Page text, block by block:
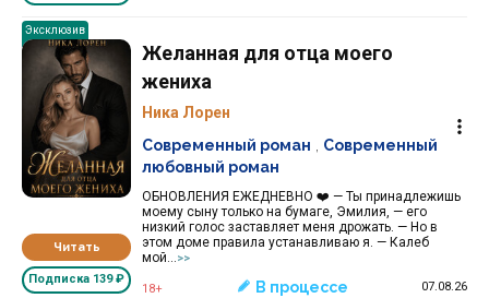
Эксклюзив
Читать
Подписка 139 ₽
Желанная для отца моего
жениха
Ника Лорен
ОБНОВЛЕНИЯ ЕЖЕДНЕВНО ❤️ — Ты принадлежишь
моему сыну только на бумаге, Эмилия, — его
низкий голос заставляет меня дрожать. — Но в
этом доме правила устанавливаю я. — Калеб
мой...
>>
Современный роман
Современный
любовный роман
18+ В процессе 07.08.26